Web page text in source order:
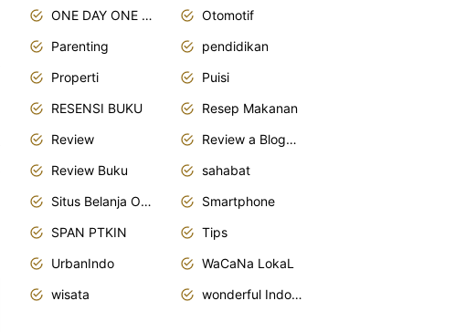
ONE DAY ONE POST
Otomotif
Parenting
pendidikan
Properti
Puisi
RESENSI BUKU
Resep Makanan
Review
Review a Blogger
Review Buku
sahabat
Situs Belanja Online
Smartphone
SPAN PTKIN
Tips
UrbanIndo
WaCaNa LokaL
wisata
wonderful Indonesia